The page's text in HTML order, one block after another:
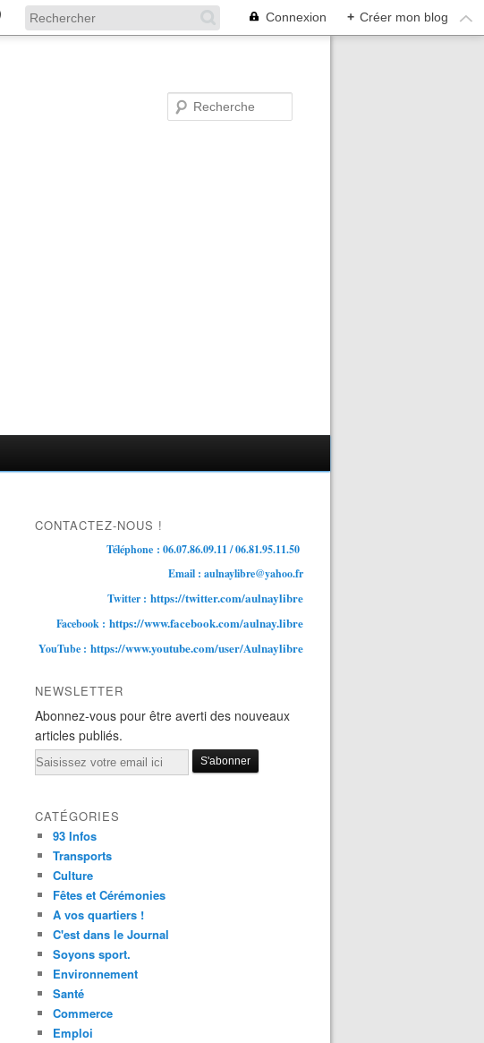
Connexion + Créer mon blog
CONTACTEZ-NOUS !
Téléphone : 06.07.86.09.11 / 06.81.95.11.50
Email : aulnaylibre@yahoo.fr
Twitter : https://twitter.com/aulnaylibre
Facebook : https://www.facebook.com/aulnay.libre
YouTube : https://www.youtube.com/user/Aulnaylibre
NEWSLETTER
Abonnez-vous pour être averti des nouveaux
articles publiés.
Email
CATÉGORIES
93 Infos
Transports
Culture
Fêtes et Cérémonies
A vos quartiers !
C'est dans le Journal
Soyons sport.
Environnement
Santé
Commerce
Emploi